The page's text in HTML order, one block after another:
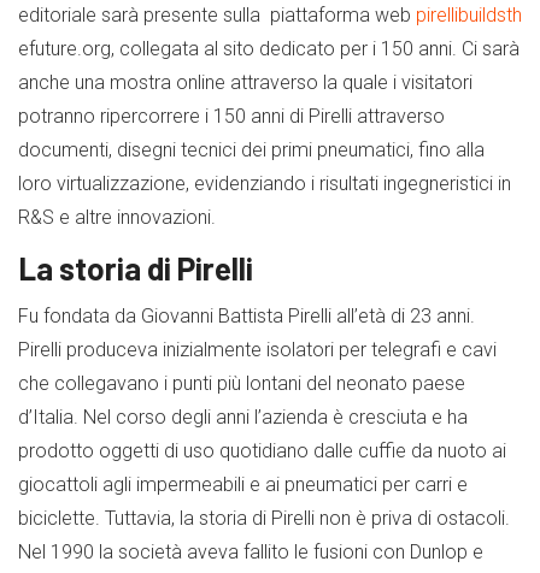
editoriale sarà presente sulla piattaforma web pirellibuildsth
efuture.org, collegata al sito dedicato per i 150 anni. Ci sarà
anche una mostra online attraverso la quale i visitatori
potranno ripercorrere i 150 anni di Pirelli attraverso
documenti, disegni tecnici dei primi pneumatici, fino alla
loro virtualizzazione, evidenziando i risultati ingegneristici in
R&S e altre innovazioni.
La storia di Pirelli
Fu fondata da Giovanni Battista Pirelli all’età di 23 anni.
Pirelli produceva inizialmente isolatori per telegrafi e cavi
che collegavano i punti più lontani del neonato paese
d’Italia. Nel corso degli anni l’azienda è cresciuta e ha
prodotto oggetti di uso quotidiano dalle cuffie da nuoto ai
giocattoli agli impermeabili e ai pneumatici per carri e
biciclette. Tuttavia, la storia di Pirelli non è priva di ostacoli.
Nel 1990 la società aveva fallito le fusioni con Dunlop e